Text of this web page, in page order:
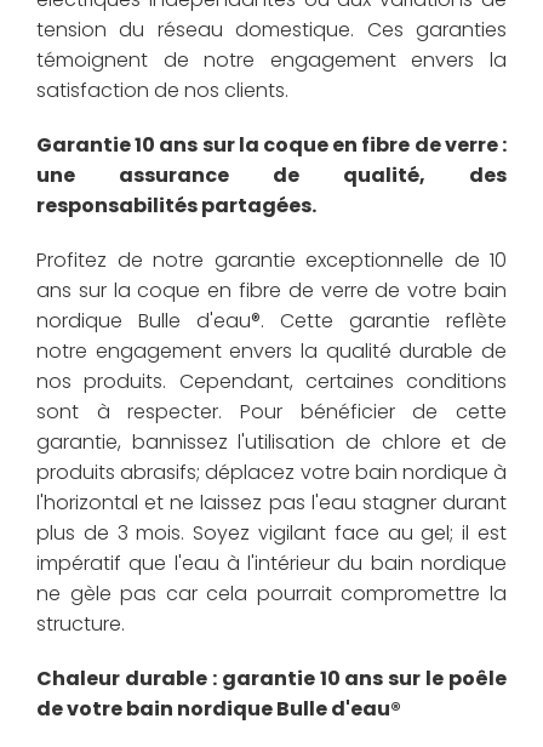
tension du réseau domestique. Ces garanties
témoignent de notre engagement envers la
satisfaction de nos clients.
Garantie 10 ans sur la coque en fibre de verre :
une assurance de qualité, des
responsabilités partagées.
Profitez de notre garantie exceptionnelle de 10
ans sur la coque en fibre de verre de votre bain
nordique Bulle d'eau®. Cette garantie reflète
notre engagement envers la qualité durable de
nos produits. Cependant, certaines conditions
sont à respecter. Pour bénéficier de cette
garantie, bannissez l'utilisation de chlore et de
produits abrasifs; déplacez votre bain nordique à
l'horizontal et ne laissez pas l'eau stagner durant
plus de 3 mois. Soyez vigilant face au gel; il est
impératif que l'eau à l'intérieur du bain nordique
ne gèle pas car cela pourrait compromettre la
structure.
Chaleur durable : garantie 10 ans sur le poêle
de votre bain nordique Bulle d'eau®